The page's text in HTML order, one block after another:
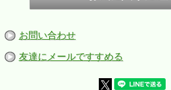
お問い合わせ
友達にメールですすめる